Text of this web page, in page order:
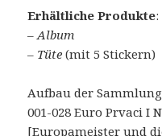
Erhältliche Produkte:
–Album
– Tüte (mit 5 Stickern)
Aufbau der
001-028 Euro Prvaci I
[Europameister und